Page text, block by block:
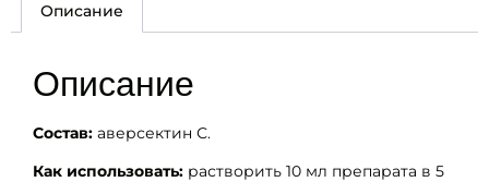
Описание
Описание
Состав: аверсектин С.
Как использовать: растворить 10 мл препарата в 5